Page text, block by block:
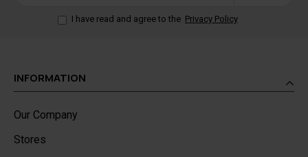
I have read and agree to the Privacy Policy
INFORMATION
Our Company
Stores